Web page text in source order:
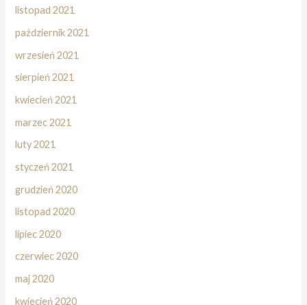
listopad 2021
październik 2021
wrzesień 2021
sierpień 2021
kwiecień 2021
marzec 2021
luty 2021
styczeń 2021
grudzień 2020
listopad 2020
lipiec 2020
czerwiec 2020
maj 2020
kwiecień 2020